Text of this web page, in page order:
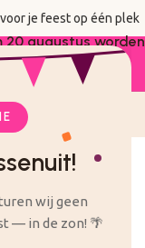
wij geen
— in de zon! 🌴
je feest op één plek
20 augustus worden